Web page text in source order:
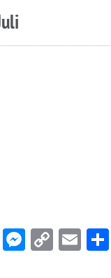
WhatsApp
Copy